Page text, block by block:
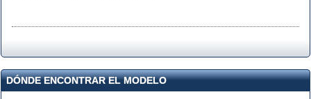
DÓNDE ENCONTRAR EL MODELO